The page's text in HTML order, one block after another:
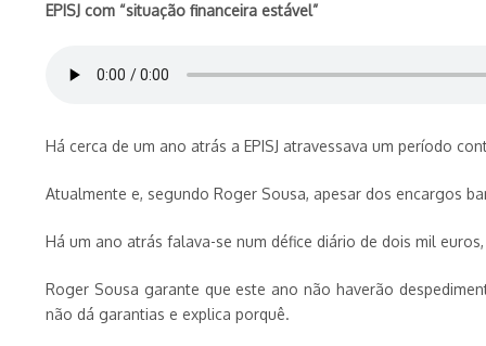
EPISJ com “situação financeira estável”
Há cerca de um ano atrás a EPISJ atravessava um período
Atualmente e, segundo Roger Sousa, apesar dos encargos
Há um ano atrás falava-se num défice diário de dois mil
Roger Sousa garante que este ano não haverão
não dá garantias e explica porquê.